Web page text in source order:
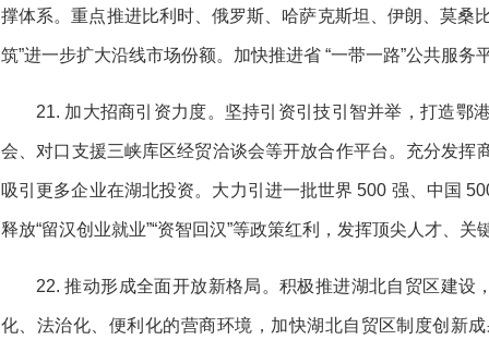
撑体系。重点推进比利时、俄罗斯、哈萨克斯坦、伊朗、莫桑
筑”进一步扩大沿线市场份额。加快推进省 “一带一路”公共服务
21. 加大招商引资力度。坚持引资引技引智并举，打造鄂
会、对口支援三峡库区经贸洽谈会等开放合作平台。充分发挥
吸引更多企业在湖北投资。大力引进一批世界 500 强、中国
释放“留汉创业就业”“资智回汉”等政策红利，发挥顶尖人才、关
22. 推动形成全面开放新格局。积极推进湖北自贸区建设
化、法治化、便利化的营商环境，加快湖北自贸区制度创新